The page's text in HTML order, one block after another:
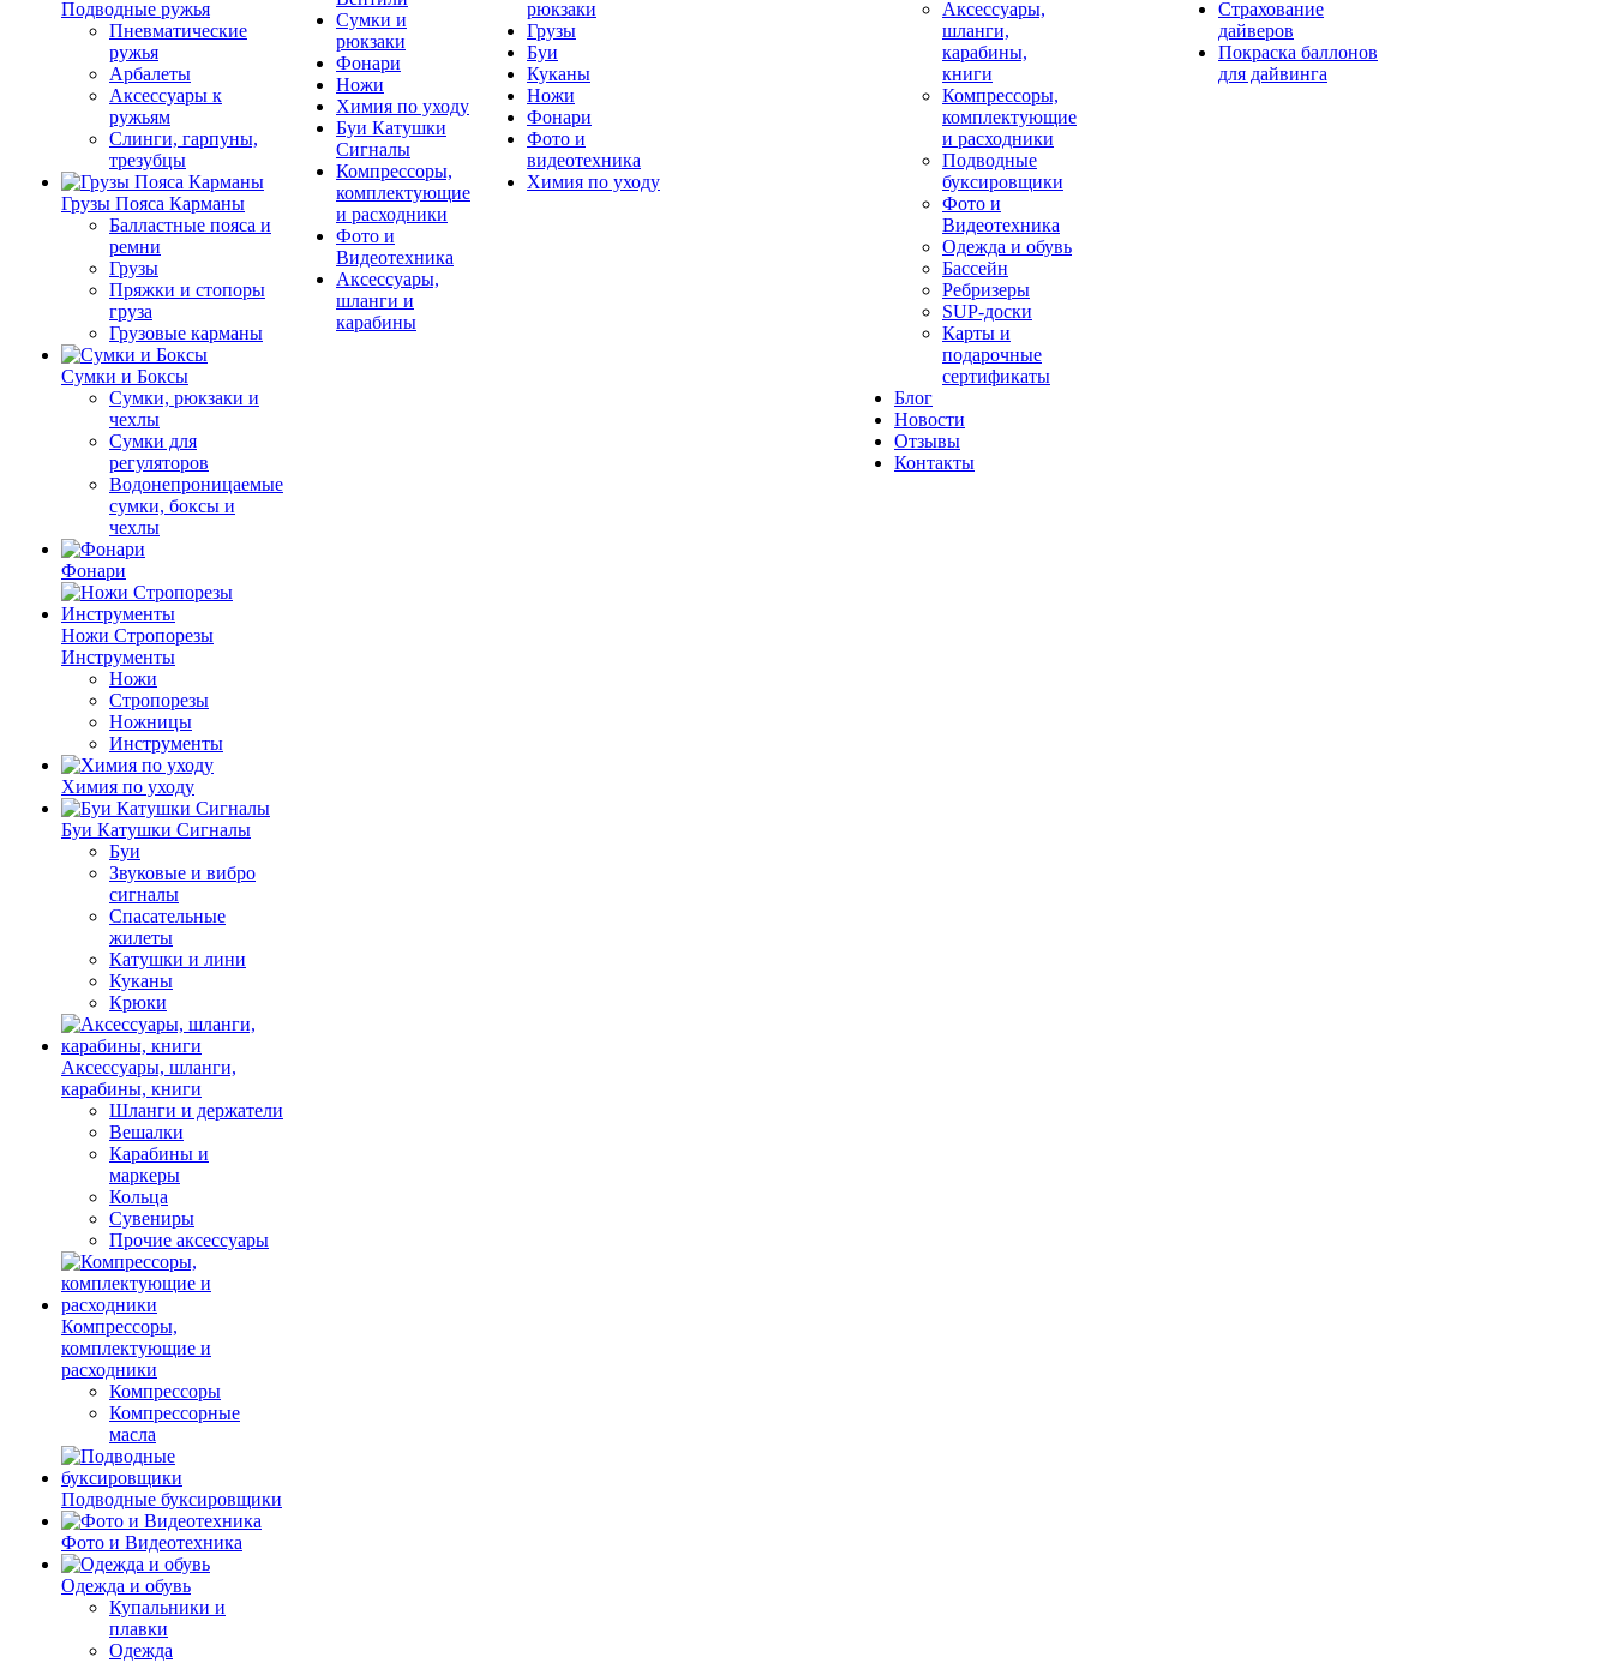
Подводные ружья
Пневматические
ружья
Арбалеты
Аксессуары к
ружьям
Слинги, гарпуны,
трезубцы
Грузы Пояса Карманы
Балластные пояса и
ремни
Грузы
Пряжки и стопоры
груза
Грузовые карманы
Сумки и Боксы
Сумки, рюкзаки и
чехлы
Сумки для
регуляторов
Водонепроницаемые
сумки, боксы и
чехлы
Фонари
Ножи Стропорезы
Инструменты
Ножи
Стропорезы
Ножницы
Инструменты
Химия по уходу
Буи Катушки Сигналы
Буи
Звуковые и вибро
сигналы
Спасательные
жилеты
Катушки и лини
Куканы
Крюки
Аксессуары, шланги,
карабины, книги
Шланги и держатели
Вешалки
Карабины и
маркеры
Кольца
Сувениры
Прочие аксессуары
Компрессоры,
комплектующие и
расходники
Компрессоры
Компрессорные
масла
Подводные буксировщики
Фото и Видеотехника
Одежда и обувь
Купальники и
плавки
Одежда
Сумки и
рюкзаки
Фонари
Ножи
Химия по уходу
Буи Катушки
Сигналы
Компрессоры,
комплектующие
и расходники
Фото и
Видеотехника
Аксессуары,
шланги и
карабины
рюкзаки
Грузы
Буи
Куканы
Ножи
Фонари
Фото и
видеотехника
Химия по уходу
Аксессуары,
шланги,
карабины,
книги
Компрессоры,
комплектующие
и расходники
Подводные
буксировщики
Фото и
Видеотехника
Одежда и обувь
Бассейн
Ребризеры
SUP-доски
Карты и
подарочные
сертификаты
Блог
Новости
Отзывы
Контакты
Страхование
дайверов
Покраска баллонов
для дайвинга